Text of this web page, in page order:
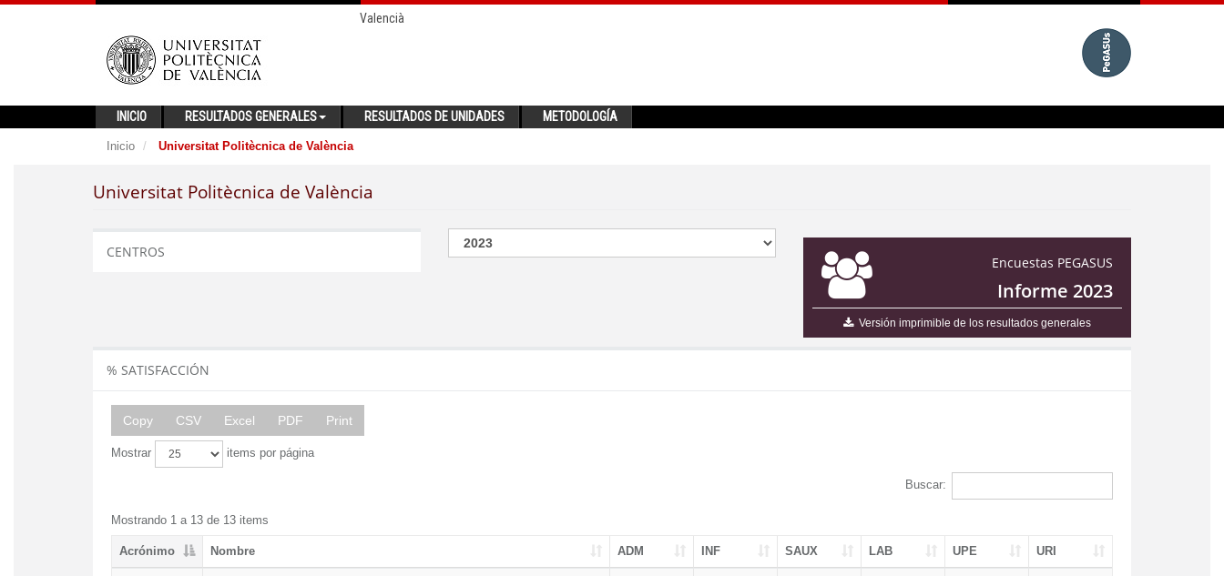
Valencià
INICIO RESULTADOS GENERALES RESULTADOS DE UNIDADES METODOLOGÍA
Inicio Universitat Politècnica de València
Universitat Politècnica de València
Encuestas PEGASUS
Informe 2023
Versión imprimible de los resultados generales
CENTROS
% SATISFACCIÓN
Copy CSV Excel PDF Print
Mostrar items por página
Buscar:
Mostrando 1 a 13 de 13 items
Acrónimo Nombre ADM INF SAUX LAB UPE URI